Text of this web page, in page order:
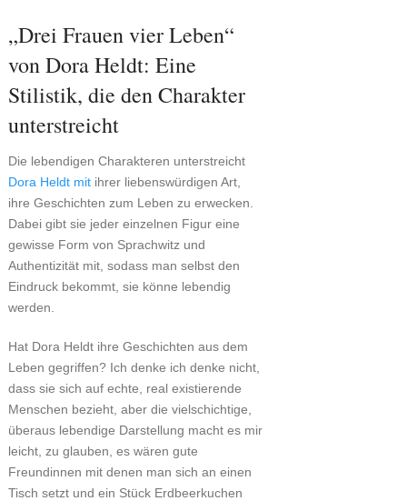
„Drei Frauen vier Leben“
von Dora Heldt: Eine
Stilistik, die den Charakter
unterstreicht
Die lebendigen Charakteren unterstreicht
Dora Heldt mitihrer liebenswürdigen Art,
ihre Geschichten zum Leben zu erwecken.
Dabei gibt sie jeder einzelnen Figur eine
gewisse Form von Sprachwitz und
Authentizität mit, sodass man selbst den
Eindruck bekommt, sie könne lebendig
werden.
Hat Dora Heldt ihre Geschichten aus dem
Leben gegriffen? Ich denke ich denke nicht,
dass sie sich auf echte, real existierende
Menschen bezieht, aber die vielschichtige,
überaus lebendige Darstellung macht es mir
leicht, zu glauben, es wären gute
Freundinnen mit denen man sich an einen
Tisch setzt und ein Stück Erdbeerkuchen